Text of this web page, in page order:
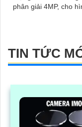
phân giải 4MP, cho
TIN TỨC